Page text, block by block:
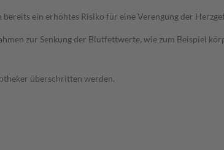
ein erhöhtes Risiko für eine Verengung der
zur Senkung der Blutfettwerte, wie zum Beispiel
überschritten werden.